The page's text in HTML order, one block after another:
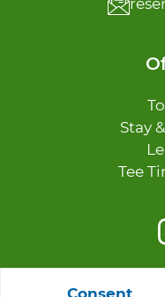
Stay
Tee
Consent